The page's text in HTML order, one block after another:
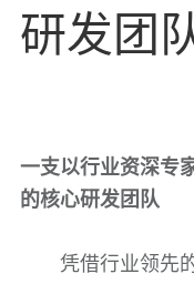
研发团
一支以行业资深专
的核心研发团队
凭借行业领先的